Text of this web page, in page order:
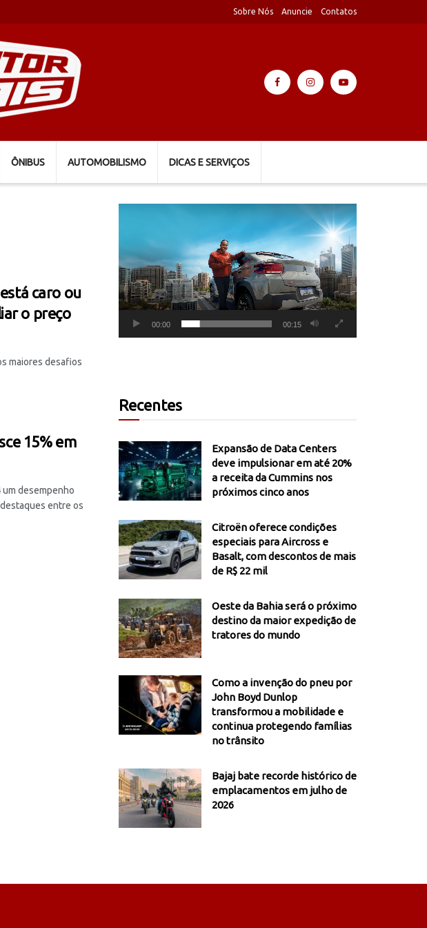
Sobre Nós Anuncie Contatos
ÔNIBUS AUTOMOBILISMO DICAS E SERVIÇOS
caro ou
o preço
maiores desafios
15% em
desempenho
entre os
00:00 00:15
Recentes
Expansão de Data Centers
deve impulsionar em até 20%
a receita da Cummins nos
próximos cinco anos
Citroën oferece condições
especiais para Aircross e
Basalt, com descontos de mais
de R$ 22 mil
Oeste da Bahia será o próximo
destino da maior expedição de
tratores do mundo
Como a invenção do pneu por
John Boyd Dunlop
transformou a mobilidade e
continua protegendo famílias
no trânsito
Bajaj bate recorde histórico de
emplacamentos em julho de
2026